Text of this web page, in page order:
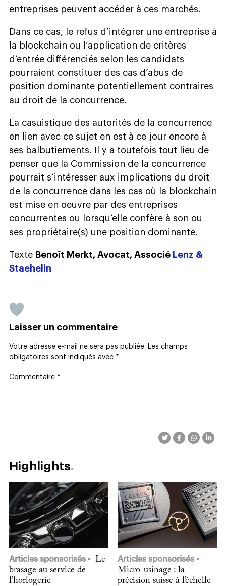
entreprises peuvent accéder à ces marchés.
Dans ce cas, le refus d’intégrer une entreprise à
la blockchain ou l’application de critères
d’entrée différenciés selon les candidats
pourraient constituer des cas d’abus de
position dominante potentiellement contraires
au droit de la concurrence.
La casuistique des autorités de la concurrence
en lien avec ce sujet en est à ce jour encore à
ses balbutiements. Il y a toutefois tout lieu de
penser que la Commission de la concurrence
pourrait s’intéresser aux implications du droit
de la concurrence dans les cas où la blockchain
est mise en oeuvre par des entreprises
concurrentes ou lorsqu’elle confère à son ou
ses propriétaire(s) une position dominante.
Texte Benoît Merkt, Avocat, Associé Lenz &
Staehelin
Laisser un commentaire
Votre adresse e-mail ne sera pas publiée.
Les champs
obligatoires sont indiqués avec *
Commentaire *
Highlights
Articles sponsorisés
Le
brasage au service de
l’horlogerie
Articles sponsorisés
Micro-usinage : la
précision suisse à l’échelle